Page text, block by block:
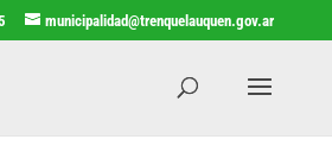
municipalidad@trenquelauquen.gov.ar